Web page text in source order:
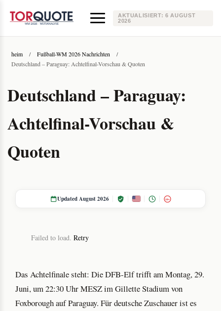
AKTUALISIERT:6 AUGUST
2026
heim / Fußball-WM 2026 Nachrichten
/
Deutschland – Paraguay: Achtelfinal-Vorschau & Quoten
Deutschland – Paraguay:
Achtelfinal-Vorschau &
Quoten
Updated August 2026 18+
Failed to load. Retry
Das Achtelfinale steht: Die DFB-Elf trifft am Montag, 29.
Juni, um 22:30 Uhr MESZ im Gillette Stadium von
Foxborough auf Paraguay. Für deutsche Zuschauer ist es